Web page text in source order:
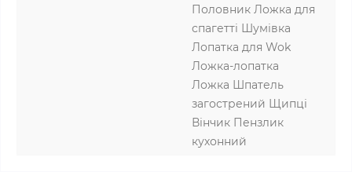
Половник Ложка для
спагетті Шумівка
Лопатка для Wok
Ложка-лопатка
Ложка Шпатель
загострений Щипці
Вінчик Пензлик
кухонний